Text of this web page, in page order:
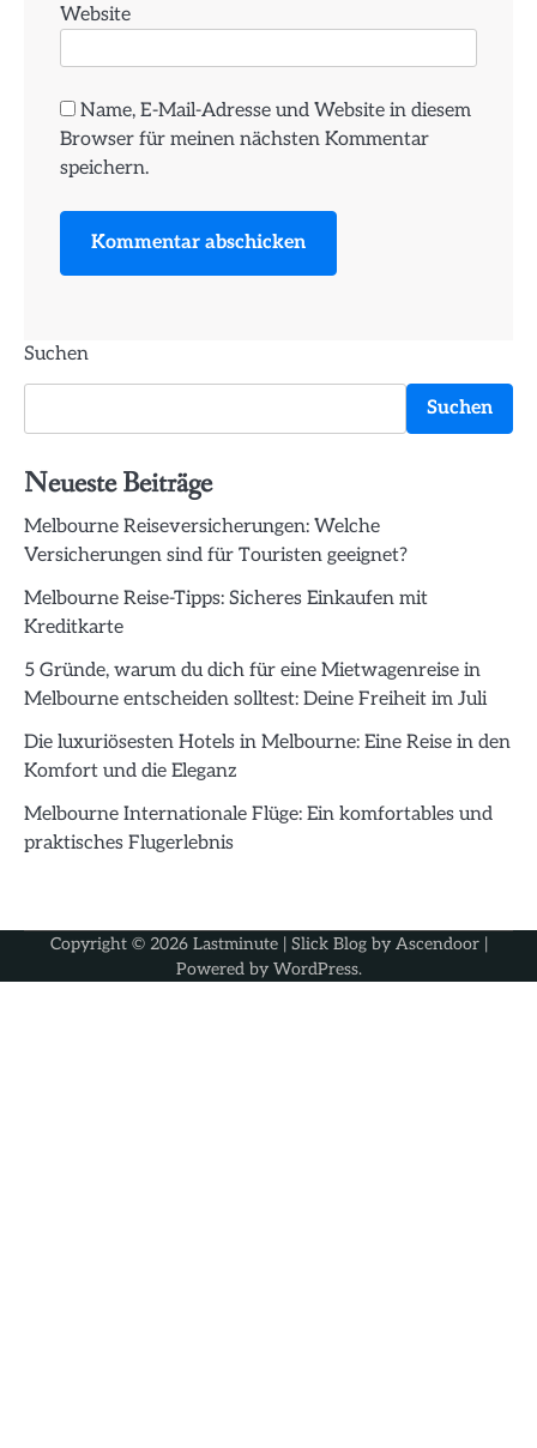
Website
Name, E-Mail-Adresse und Website in diesem
Browser für meinen nächsten Kommentar
speichern.
Suchen
Suchen
Neueste Beiträge
Melbourne Reiseversicherungen: Welche
Versicherungen sind für Touristen geeignet?
Melbourne Reise-Tipps: Sicheres Einkaufen mit
Kreditkarte
5 Gründe, warum du dich für eine Mietwagenreise in
Melbourne entscheiden solltest: Deine Freiheit im Juli
Die luxuriösesten Hotels in Melbourne: Eine Reise in den
Komfort und die Eleganz
Melbourne Internationale Flüge: Ein komfortables und
praktisches Flugerlebnis
Copyright © 2026 Lastminute| Slick Blog by Ascendoor|
Powered by WordPress.